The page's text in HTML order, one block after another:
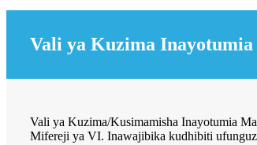
Vali ya Kuzima Inayotumia
Vali ya Kuzima/Kusimamisha Inayotumia
Mifereji ya VI. Inawajibika kudhibiti